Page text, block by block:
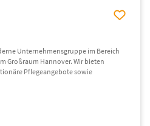
Unternehmensgruppe im Bereich
Großraum Hannover. Wir bieten
Pflegeangebote sowie